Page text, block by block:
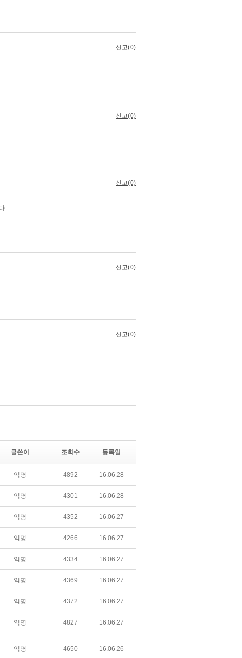
글쓴이 조회수 등록일
익명 4892 16.06.28
익명 4301 16.06.28
익명 4352 16.06.27
익명 4266 16.06.27
익명 4334 16.06.27
익명 4369 16.06.27
익명 4372 16.06.27
익명 4827 16.06.27
익명 4650 16.06.26